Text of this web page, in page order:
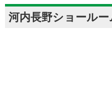
河内長野ショール